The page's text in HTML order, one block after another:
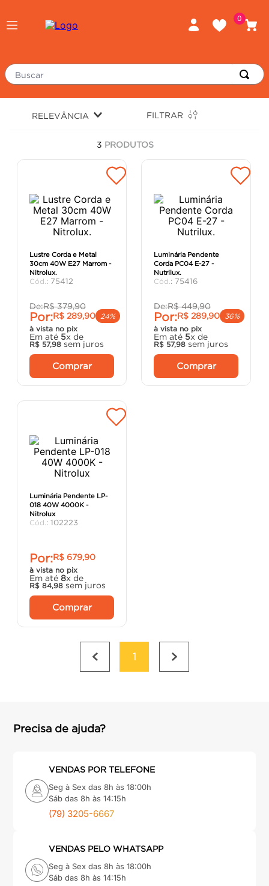
0
Buscar
RELEVÂNCIA FILTRAR
3 PRODUTOS
Lustre Corda e Metal
30cm 40W E27 Marrom -
Nitrolux.
: 75412
De:R$ 379,90
Por:R$ 289,90
24%
à vista no pix
Em até 5x de
R$ 57,98 sem juros
Comprar
Luminária Pendente
Corda PC04 E-27 -
Nutrilux.
: 75416
De:R$ 449,90
Por:R$ 289,90
36%
à vista no pix
Em até 5x de
R$ 57,98 sem juros
Comprar
Luminária Pendente LP-
018 40W 4000K -
Nitrolux
: 102223
Por:R$ 679,90
à vista no pix
Em até 8x de
R$ 84,98 sem juros
Comprar
1
Precisa de ajuda?
VENDAS POR TELEFONE
Seg à Sex das 8h às 18:00h
Sáb das 8h às 14:15h
(79) 3205-6667
VENDAS PELO WHATSAPP
Seg à Sex das 8h às 18:00h
Sáb das 8h às 14:15h
massa corrida
chuveiro
porta
argamassa
º cimento